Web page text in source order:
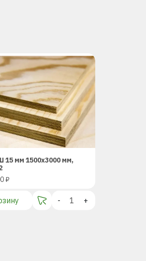
мм 1500х3000 мм,
₽
- +